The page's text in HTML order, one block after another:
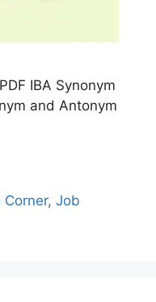
IBA Synonym
and Antonym
Corner,Job